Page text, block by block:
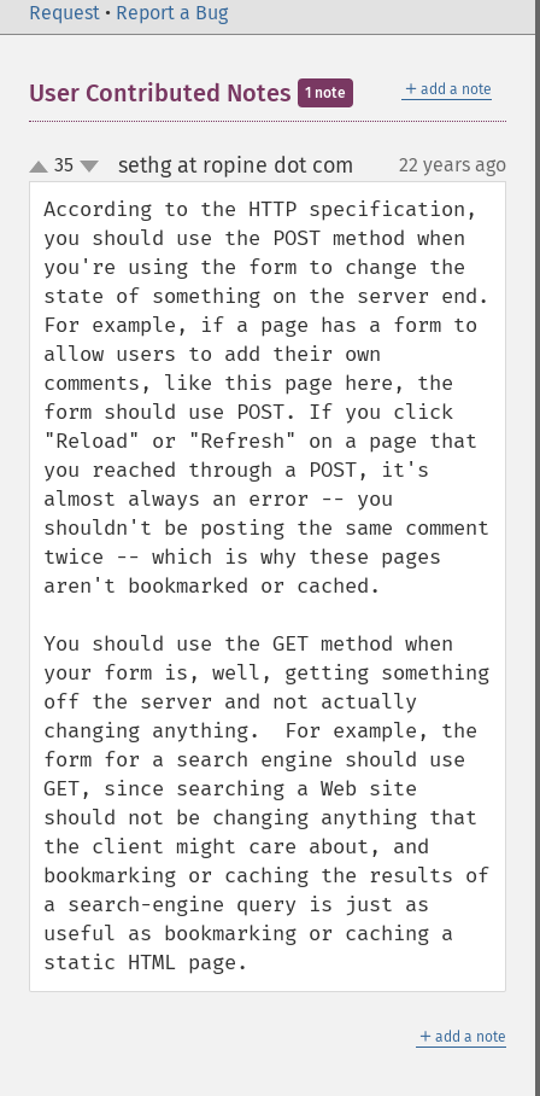
Request • Report a Bug
＋ add a note
User Contributed Notes 1 note
up
down
35 sethg at ropine dot com 22 years ago
According to the HTTP specification,
you should use the POST method when
you're using the form to change the
state of something on the server end.
For example, if a page has a form to
allow users to add their own
comments, like this page here, the
form should use POST. If you click
"Reload" or "Refresh" on a page that
you reached through a POST, it's
almost always an error -- you
shouldn't be posting the same comment
twice -- which is why these pages
aren't bookmarked or cached.
You should use the GET method when
your form is, well, getting something
off the server and not actually
changing anything.  For example, the
form for a search engine should use
GET, since searching a Web site
should not be changing anything that
the client might care about, and
bookmarking or caching the results of
a search-engine query is just as
useful as bookmarking or caching a
static HTML page.
＋ add a note